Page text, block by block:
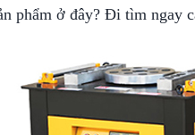
phẩm ở đây? Đi tìm ngay